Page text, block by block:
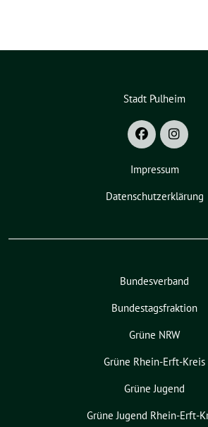
Stadt Pulheim
Impressum
Datenschutzerklärung
Bundesverband
Bundestagsfraktion
Grüne NRW
Grüne Rhein-Erft-Kreis
Grüne Jugend
Grüne Jugend Rhein-Erft-